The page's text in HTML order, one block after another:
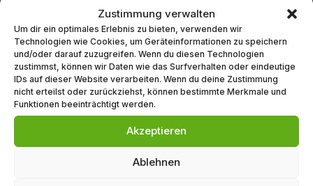
Zustimmung verwalten
Um dir ein optimales Erlebnis zu bieten, verwenden wir
Technologien wie Cookies, um Geräteinformationen zu speichern
und/oder darauf zuzugreifen. Wenn du diesen Technologien
zustimmst, können wir Daten wie das Surfverhalten oder eindeutige
IDs auf dieser Website verarbeiten. Wenn du deine Zustimmung
nicht erteilst oder zurückziehst, können bestimmte Merkmale und
Funktionen beeinträchtigt werden.
Akzeptieren
Ablehnen
Stadtgarten schaffen durften und erhoffen uns, dass
viele Menschen das Angebot annehmen.
Am Freitag, den 30.09.2022, um16:00 Uhrladen wir
Sie herzlich zur Einweihung der Gedenkstätte im Beisein
des Oberbürgermeister Peter Demmer im Saarlouiser
Stadtgarten am Holz-Pavillon an der Holtzendorfferstraße